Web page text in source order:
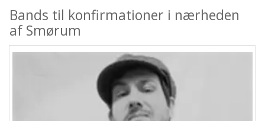
Bands til konfirmationer i nærheden
af Smørum